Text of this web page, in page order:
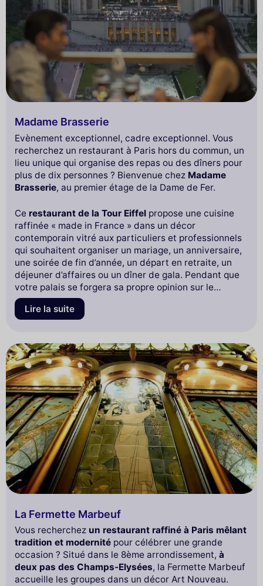
Madame Brasserie
Evènement exceptionnel, cadre exceptionnel. Vous
recherchez un restaurant à Paris hors du commun, un
lieu unique qui organise des repas ou des dîners pour
plus de dix personnes ? Bienvenue chez Madame
Brasserie, au premier étage de la Dame de Fer.
Ce restaurant de la Tour Eiffel propose une cuisine
raffinée « made in France » dans un décor
contemporain vitré aux particuliers et professionnels
qui souhaitent organiser un mariage, un anniversaire,
une soirée de fin d’année, un départ en retraite, un
déjeuner d’affaires ou un dîner de gala. Pendant que
votre palais se forgera sa propre opinion sur le
saumon fumé au bois de hêtre ou le crousti Eiffel au
chocolat, vous jouirez d’une vue panoramique sur le
Lire la suite
La Fermette Marbeuf
Vous recherchez un restaurant raffiné à Paris mêlant
tradition et modernité pour célébrer une grande
occasion ? Situé dans le 8ème arrondissement, à
deux pas des Champs-Elysées, la Fermette Marbeuf
accueille les groupes dans un décor Art Nouveau.